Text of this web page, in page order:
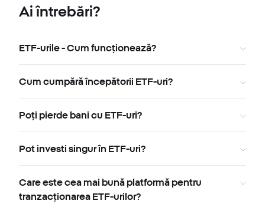
Ai întrebări?
ETF-urile - Cum funcționează?
Cum cumpără începătorii ETF-uri?
Poți pierde bani cu ETF-uri?
Pot investi singur în ETF-uri?
Care este cea mai bună platformă pentru
tranzacționarea ETF-urilor?